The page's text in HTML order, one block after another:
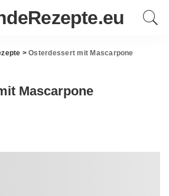
>Osterdessert mit Mascarpone
Mascarpone